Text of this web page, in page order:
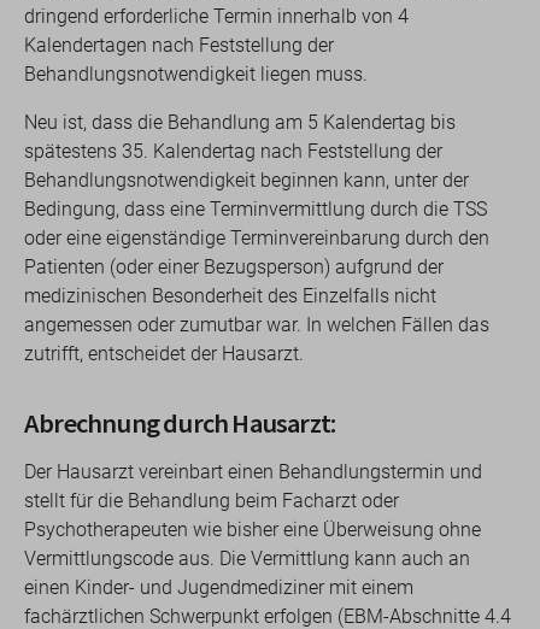
dringend erforderliche Termin innerhalb von 4
Kalendertagen nach Feststellung der
Behandlungsnotwendigkeit liegen muss.
Neu ist, dass die Behandlung am 5 Kalendertag bis
spätestens 35. Kalendertag nach Feststellung der
Behandlungsnotwendigkeit beginnen kann, unter der
Bedingung, dass eine Terminvermittlung durch die TSS
oder eine eigenständige Terminvereinbarung durch den
Patienten (oder einer Bezugsperson) aufgrund der
medizinischen Besonderheit des Einzelfalls nicht
angemessen oder zumutbar war. In welchen Fällen das
zutrifft, entscheidet der Hausarzt.
Abrechnung durch Hausarzt:
Der Hausarzt vereinbart einen Behandlungstermin und
stellt für die Behandlung beim Facharzt oder
Psychotherapeuten wie bisher eine Überweisung ohne
Vermittlungscode aus. Die Vermittlung kann auch an
einen Kinder- und Jugendmediziner mit einem
fachärztlichen Schwerpunkt erfolgen (EBM-Abschnitte 4.4